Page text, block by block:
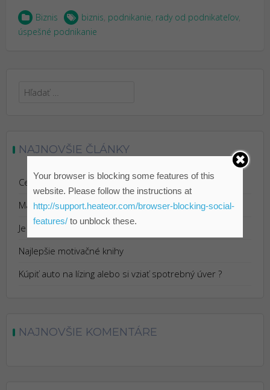
Biznis biznis podnikanie rady od podnikateľov,
úspešné podnikanie
Hľadať:
NAJNOVŠIE ČLÁNKY
Cestovanie s Istotou: Výhody Cestovného Poistenia
Marketing pre reštaurácie
Je Bitcoin podvod?
Najlepšie motivačné knihy
Kúpiť auto na lízing alebo si vziať spotrebný úver ?
NAJNOVŠIE KOMENTÁRE
Your browser is blocking some features of this
website. Please follow the instructions at
http://support.heateor.com/browser-blocking-social-
features/to unblock these.